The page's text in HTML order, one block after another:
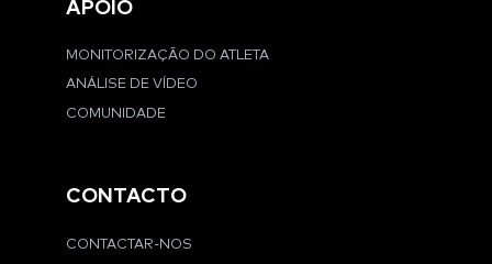
APOIO
MONITORIZAÇÃO DO ATLETA
ANÁLISE DE VÍDEO
COMUNIDADE
CONTACTO
CONTACTAR-NOS